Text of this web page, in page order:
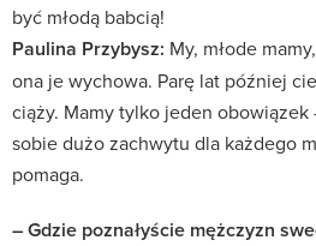
być młodą babcią!
Paulina Przybysz: My, młode
ona je wychowa. Parę lat później
ciąży. Mamy tylko jeden
sobie dużo zachwytu dla każdego
pomaga.
– Gdzie poznałyście mężczyzn